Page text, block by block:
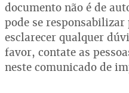
documento não é de
pode se responsabilizar
esclarecer qualquer
favor, contate as
neste comunicado de